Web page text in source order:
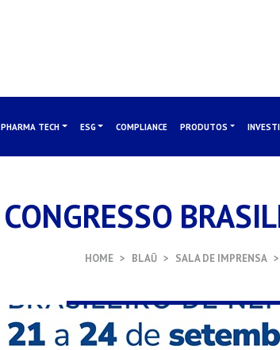
PHARMA TECH ESG COMPLIANCE PRODUTOS
CONGRESSO
HOME BLAŪ SALA DE IMPRENSA